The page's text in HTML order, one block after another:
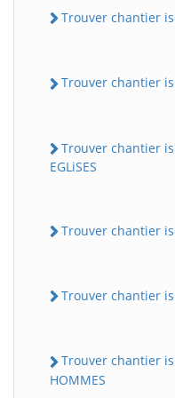
Trouver chantier
Trouver chantier
Trouver chantier
EGLiSES
Trouver chantier
Trouver chantier
Trouver chantier
HOMMES